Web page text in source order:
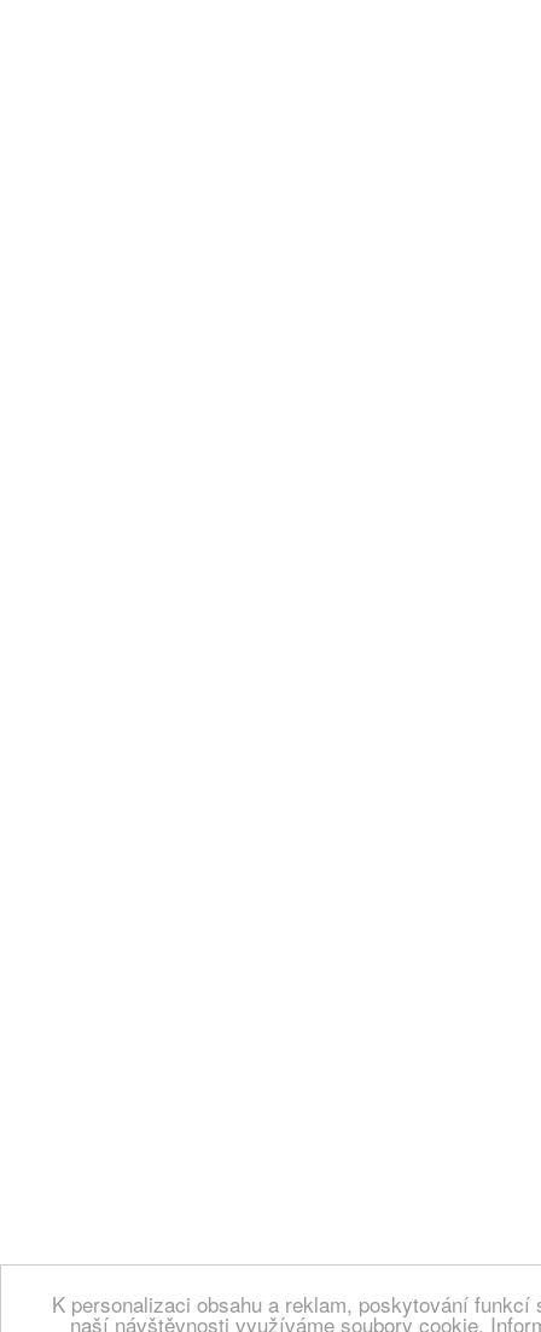
K personalizaci obsahu a reklam, poskytování
naší návštěvnosti využíváme soubory cookie.